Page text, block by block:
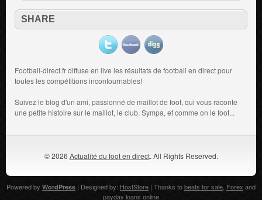
SHARE
Football-direct.fr diffuse en live les résultats de football en directpour
toutes les compétitions incontournables!
Suivez le blog d'un ami, passionné de maillot de foot, qui vous raconte
une petite histoire sur le maillot, le club. Sympa, et comme on le foot...
© 2026 Actualité du foot en direct. All Rights Reserved.
Powered by WordPress | Designed by: HostStore | Thanks tobeats for sale Forex and
payday loans online